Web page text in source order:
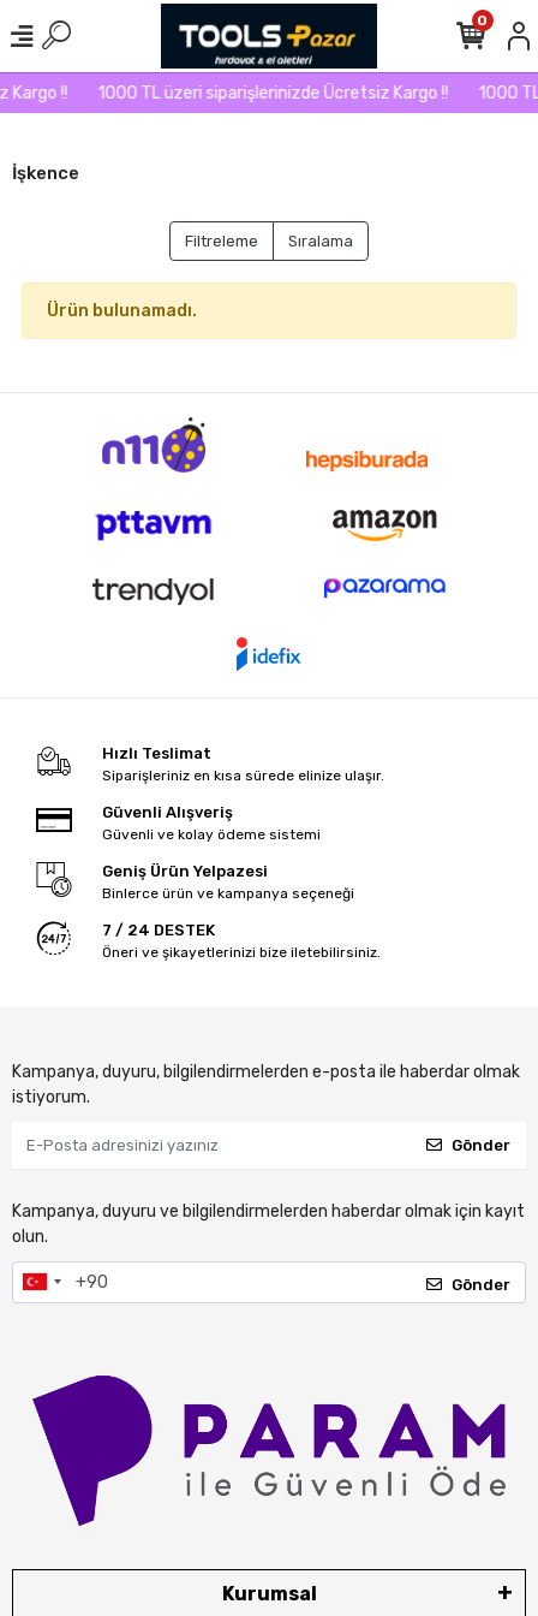
!! 1000 TL üzeri siparişlerinizde Ücretsiz Kargo !! 1000
0
İşkence
Filtreleme Sıralama
Ürün bulunamadı.
Hızlı Teslimat
Siparişleriniz en kısa sürede elinize ulaşır.
Güvenli Alışveriş
Güvenli ve kolay ödeme sistemi
Geniş Ürün Yelpazesi
Binlerce ürün ve kampanya seçeneği
7 / 24 DESTEK
Öneri ve şikayetlerinizi bize iletebilirsiniz.
Kampanya, duyuru, bilgilendirmelerden e-posta ile haberdar olmak
istiyorum.
Gönder
Kampanya, duyuru ve bilgilendirmelerden haberdar olmak için kayıt
olun.
Gönder
Kurumsal